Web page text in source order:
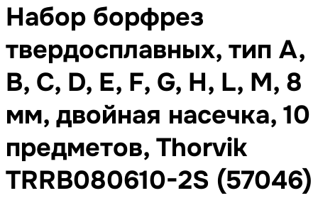
Набор борфрез
твердосплавных, тип A,
B, C, D, E, F, G, H, L, M, 8
мм, двойная насечка, 10
предметов, Thorvik
TRRB080610-2S (57046)